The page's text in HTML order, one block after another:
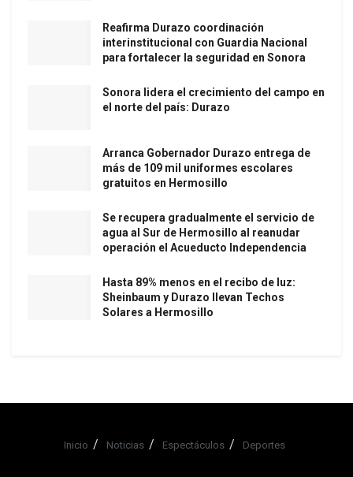
Reafirma Durazo coordinación
interinstitucional con Guardia Nacional
para fortalecer la seguridad en Sonora
Sonora lidera el crecimiento del campo en
el norte del país: Durazo
Arranca Gobernador Durazo entrega de
más de 109 mil uniformes escolares
gratuitos en Hermosillo
Se recupera gradualmente el servicio de
agua al Sur de Hermosillo al reanudar
operación el Acueducto Independencia
Hasta 89% menos en el recibo de luz:
Sheinbaum y Durazo llevan Techos
Solares a Hermosillo
Inicio Noticias Espectáculos Deportes